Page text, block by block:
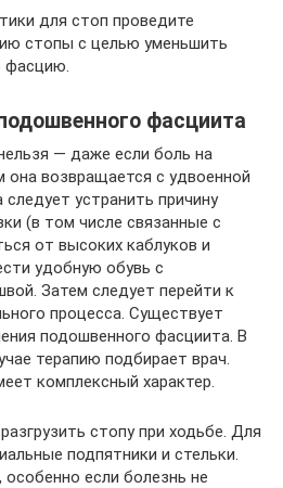
для стоп проведите
стопы с целью уменьшить
фасцию.
фасциита
— даже если боль на
она возвращается с удвоенной
устранить причину
(в том числе связанные с
от высоких каблуков и
удобную обувь с
Затем следует перейти к
процесса. Существует
подошвенного фасциита. В
терапию подбирает врач.
комплексный характер.
стопу при ходьбе. Для
подпятники и стельки.
если болезнь не